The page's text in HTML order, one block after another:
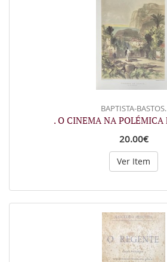
BAPTISTA-BASTOS.
. O CINEMA NA POLÉMICA
20.00€
Ver Item